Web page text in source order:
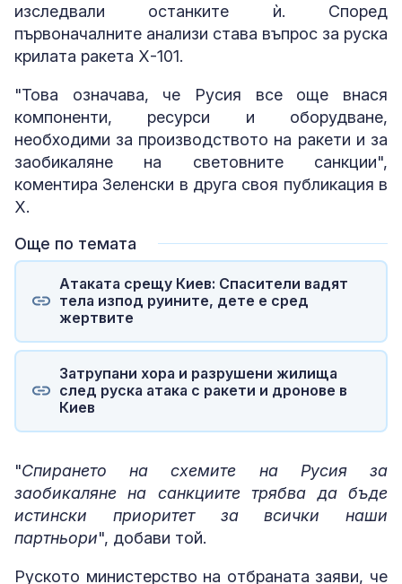
изследвали останките ѝ. Според
първоначалните анализи става въпрос за руска
крилата ракета Х-101.
"Това означава, че Русия все още внася
компоненти, ресурси и оборудване,
необходими за производството на ракети и за
заобикаляне на световните санкции",
коментира Зеленски в друга своя публикация в
X.
Още по темата
Атаката срещу Киев: Спасители вадят
тела изпод руините, дете е сред
жертвите
Затрупани хора и разрушени жилища
след руска атака с ракети и дронове в
Киев
"Спирането на схемите на Русия за
заобикаляне на санкциите трябва да бъде
истински приоритет за всички наши
партньори", добави той.
Руското министерство на отбраната заяви, че